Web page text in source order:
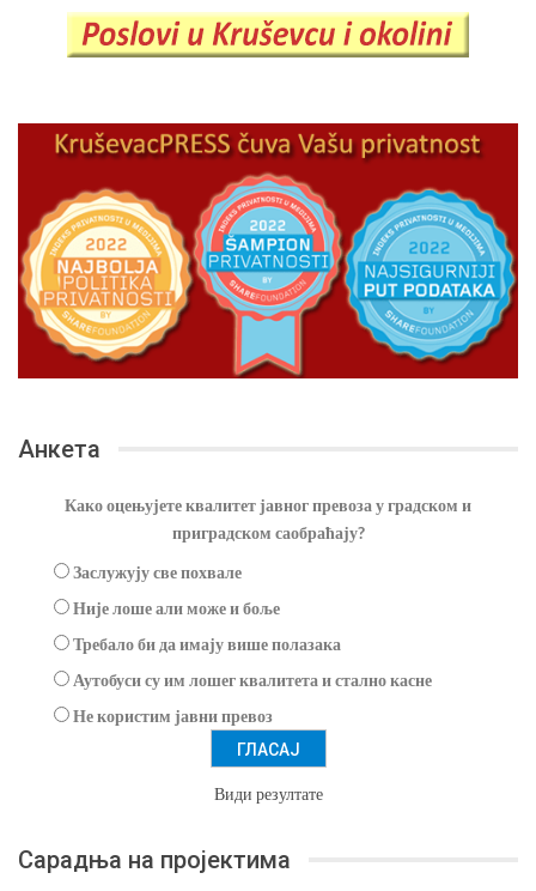
Анкета
Како оцењујете квалитет јавног превоза у градском и
приградском саобраћају?
Заслужују све похвале
Није лоше али може и боље
Требало би да имају више полазака
Аутобуси су им лошег квалитета и стално касне
Не користим јавни превоз
Види резултате
Сарадња на пројектима